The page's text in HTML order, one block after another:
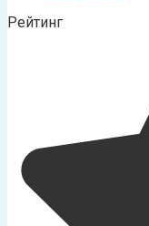
Рейтинг